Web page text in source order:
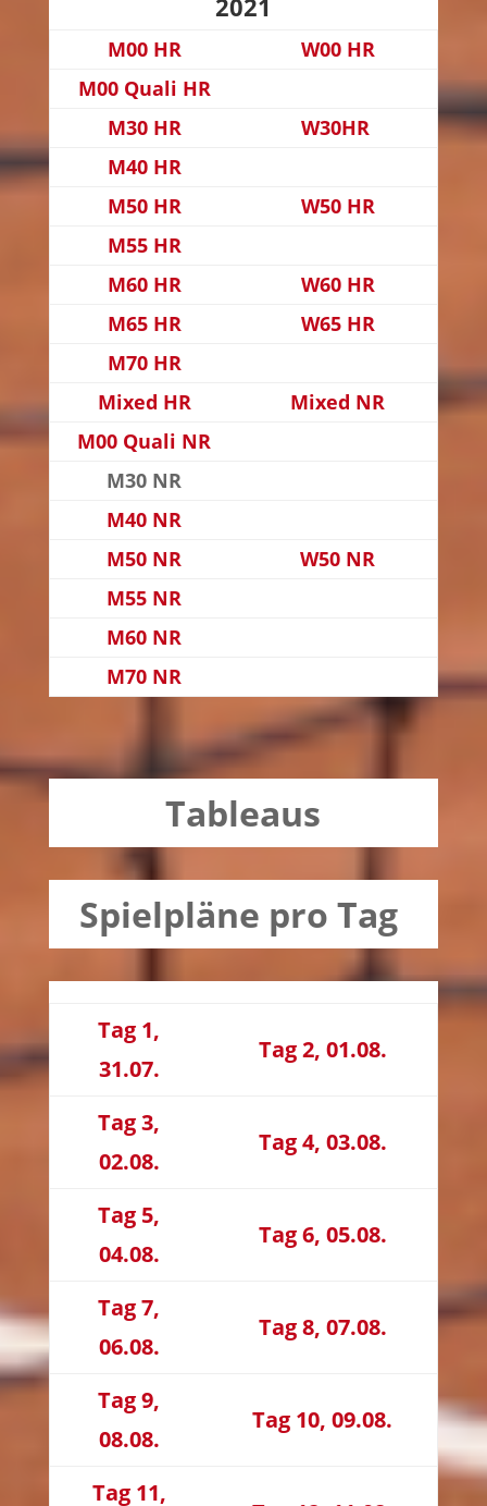
2021
M00 HR
W00 HR
M00 Quali HR
M30 HR
W30HR
M40 HR
M50 HR
W50 HR
M55 HR
M60 HR
W60 HR
M65 HR
W65 HR
M70 HR
Mixed HR
Mixed NR
M00 Quali NR
M30 NR
M40 NR
M50 NR
W50 NR
M55 NR
M60 NR
M70 NR
Tableaus
Spielpläne pro Tag
Tag 1,
31.07.
Tag 2, 01.08.
Tag 3,
02.08.
Tag 4, 03.08.
Tag 5,
04.08.
Tag 6, 05.08.
Tag 7,
06.08.
Tag 8, 07.08.
Tag 9,
08.08.
Tag 10, 09.08.
Tag 11,